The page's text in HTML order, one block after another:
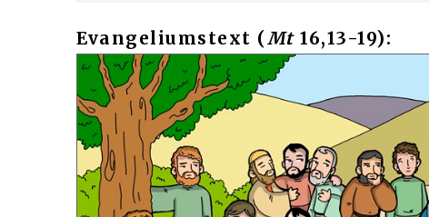
Evangeliumstext (Mt16,13-19):